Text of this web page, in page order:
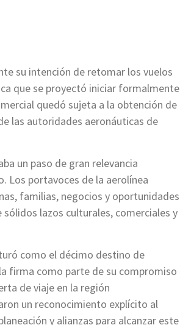
su intención de retomar los vuelos
que se proyectó iniciar formalmente
quedó sujeta a la obtención de
las autoridades aeronáuticas de
un paso de gran relevancia
Los portavoces de la aerolínea
familias, negocios y oportunidades
lazos culturales, comerciales y
como el décimo destino de
firma como parte de su compromiso
de viaje en la región
un reconocimiento explícito al
y alianzas para alcanzar este